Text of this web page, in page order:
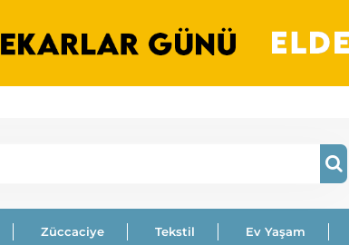
Züccaciye Tekstil Ev Yaşam